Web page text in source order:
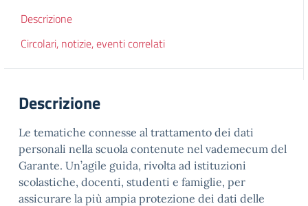
Descrizione
Circolari, notizie, eventi correlati
Descrizione
Le tematiche connesse al trattamento dei dati
personali nella scuola contenute nel vademecum del
Garante. Un’agile guida, rivolta ad istituzioni
scolastiche, docenti, studenti e famiglie, per
assicurare la più ampia protezione dei dati delle